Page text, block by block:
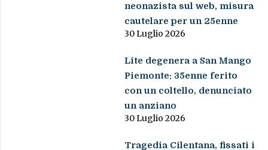
neonazista sul web, misura
cautelare per un 25enne
30 Luglio 2026
Lite degenera a San Mango
Piemonte: 35enne ferito
con un coltello, denunciato
un anziano
30 Luglio 2026
Tragedia Cilentana, fissati i